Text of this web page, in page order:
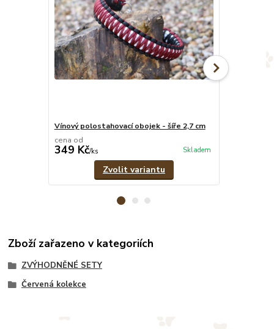
Vínový polostahovací obojek - šíře 2,7 cm
cena od
349 Kč/ks Skladem
Zvolit variantu
Zboží zařazeno v kategoriích
ZVÝHODNĚNÉ SETY
Červená kolekce